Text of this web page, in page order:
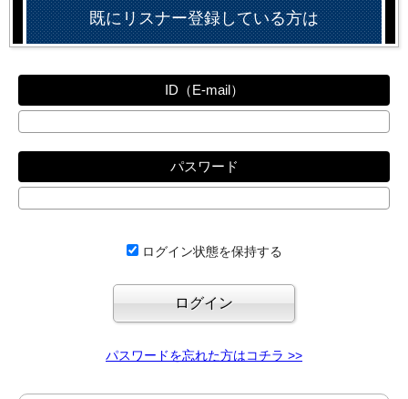
既にリスナー登録している方は
ID（E-mail）
パスワード
ログイン状態を保持する
パスワードを忘れた方はコチラ >>